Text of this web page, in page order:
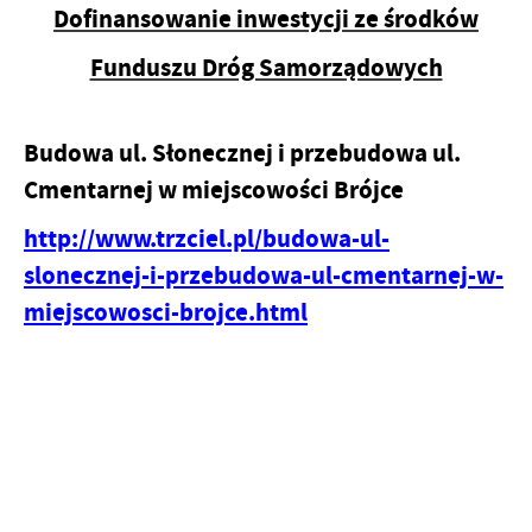
Dofinansowanie inwestycji ze środków
Funduszu Dróg Samorządowych
Budowa ul. Słonecznej i przebudowa ul.
Cmentarnej w miejscowości Brójce
http://www.trzciel.pl/budowa-ul-
slonecznej-i-przebudowa-ul-cmentarnej-w-
miejscowosci-brojce.html